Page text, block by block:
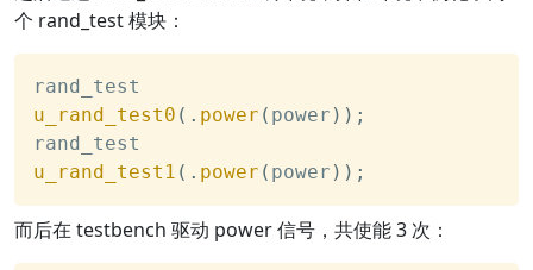
个 rand_test 模块：
rand_test
u_rand_test0 ( . power ( power ) ) ;
rand_test
u_rand_test1 ( . power ( power ) ) ;
而后在 testbench 驱动 power 信号，共使能 3 次：